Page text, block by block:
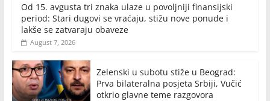
Od 15. avgusta tri znaka ulaze u povoljniji finansijski
period: Stari dugovi se vraćaju, stižu nove ponude i
lakše se zatvaraju obaveze
August 7, 2026
Zelenski u subotu stiže u Beograd:
Prva bilateralna posjeta Srbiji, Vučić
otkrio glavne teme razgovora